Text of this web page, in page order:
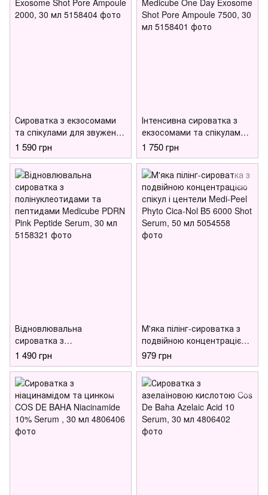
Сироватка з екзосомами
та спікулами для звуження
пор Medicube One Day
Exosome Shot Pore Ampoule
2000, 30 мл
1 590 грн
Інтенсивна сироватка з
екзосомами та спікулами
для звуження пор
Medicube One Day Exosome
Shot Pore Ampoule 7500, 30
мл
1 750 грн
Відновлювальна
сироватка з
полінуклеотидами та
пептидами Medicube PDRN
Pink Peptide Serum, 30 мл
1 490 грн
М'яка пілінг-сироватка з
подвійною концентрацією
спікул і центели Medi-Peel
Phyto Cica-Nol B5 6000 Shot
Serum, 50 мл
979 грн